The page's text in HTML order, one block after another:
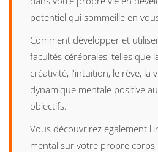
potentiel qui sommeille en
Comment développer et
facultés cérébrales, telles que
créativité, l'intuition, le rêve, la
dynamique mentale positive
objectifs.
Vous découvrirez également
mental sur votre propre